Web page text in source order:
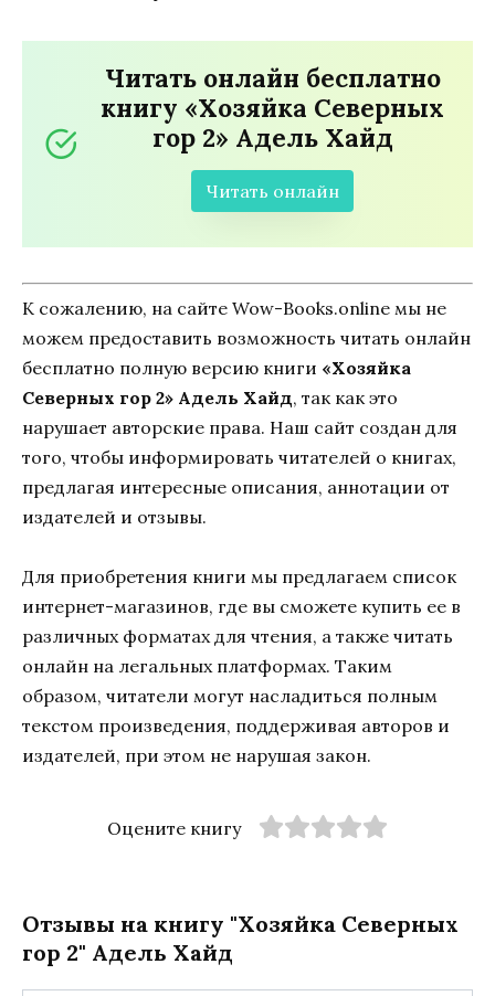
Читать онлайн бесплатно
книгу «Хозяйка Северных
гор 2» Адель Хайд
Читать онлайн
К сожалению, на сайте Wow-Books.online мы не
можем предоставить возможность читать онлайн
бесплатно полную версию книги «Хозяйка
Северных гор 2» Адель Хайд, так как это
нарушает авторские права. Наш сайт создан для
того, чтобы информировать читателей о книгах,
предлагая интересные описания, аннотации от
издателей и отзывы.
Для приобретения книги мы предлагаем список
интернет-магазинов, где вы сможете купить ее в
различных форматах для чтения, а также читать
онлайн на легальных платформах. Таким
образом, читатели могут насладиться полным
текстом произведения, поддерживая авторов и
издателей, при этом не нарушая закон.
Оцените книгу
Отзывы на книгу "Хозяйка Северных
гор 2" Адель Хайд